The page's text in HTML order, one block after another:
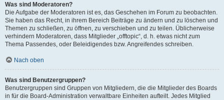
Was sind Moderatoren?
Die Aufgabe der Moderatoren ist es, das Geschehen im Forum zu beobachten.
Sie haben das Recht, in ihrem Bereich Beiträge zu ändern und zu löschen und
Themen zu schließen, zu öffnen, zu verschieben und zu teilen. Üblicherweise
verhindern Moderatoren, dass Mitglieder „offtopic“, d. h. etwas nicht zum
Thema Passendes, oder Beleidigendes bzw. Angreifendes schreiben.
Nach oben
Was sind Benutzergruppen?
Benutzergruppen sind Gruppen von Mitgliedern, die die Mitglieder des Boards
in für die Board-Administration verwaltbare Einheiten aufteilt. Jedes Mitglied